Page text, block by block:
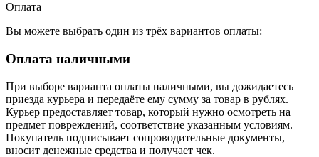
Оплата
Вы можете выбрать один из трёх вариантов оплаты:
Оплата наличными
При выборе варианта оплаты наличными, вы дожидаетесь
приезда курьера и передаёте ему сумму за товар в рублях.
Курьер предоставляет товар, который нужно осмотреть на
предмет повреждений, соответствие указанным условиям.
Покупатель подписывает сопроводительные документы,
вносит денежные средства и получает чек.